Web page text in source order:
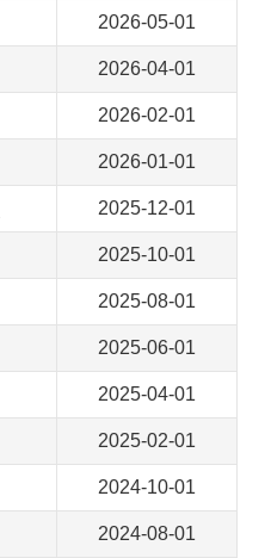
2026-05-01
2026-04-01
2026-02-01
2026-01-01
2025-12-01
2025-10-01
2025-08-01
2025-06-01
2025-04-01
2025-02-01
2024-10-01
2024-08-01